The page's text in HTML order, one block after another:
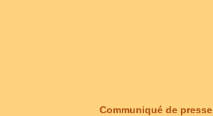
Communiqué de presse